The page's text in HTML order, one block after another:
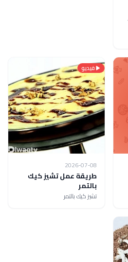
فيديو
2026-07-08
طريقة عمل تشيز كيك
بالتمر
تشيز كيك بالتمر